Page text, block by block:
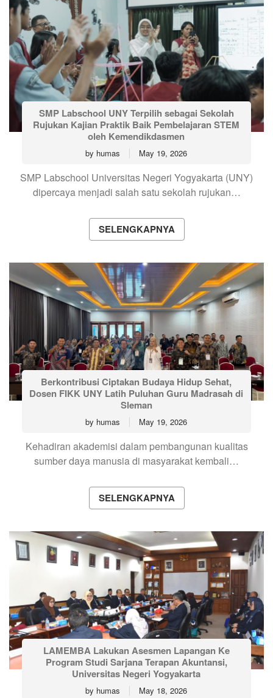
SMP Labschool UNY Terpilih sebagai Sekolah
Rujukan Kajian Praktik Baik Pembelajaran STEM
oleh Kemendikdasmen
by humas May 19, 2026
SMP Labschool Universitas Negeri Yogyakarta (UNY)
dipercaya menjadi salah satu sekolah rujukan…
SELENGKAPNYA
Berkontribusi Ciptakan Budaya Hidup Sehat,
Dosen FIKK UNY Latih Puluhan Guru Madrasah di
Sleman
by humas May 19, 2026
Kehadiran akademisi dalam pembangunan kualitas
sumber daya manusia di masyarakat kembali…
SELENGKAPNYA
LAMEMBA Lakukan Asesmen Lapangan Ke
Program Studi Sarjana Terapan Akuntansi,
Universitas Negeri Yogyakarta
by humas May 18, 2026